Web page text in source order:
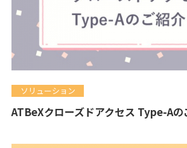
ソリューション
ATBeXクローズドアクセス Type-Aの